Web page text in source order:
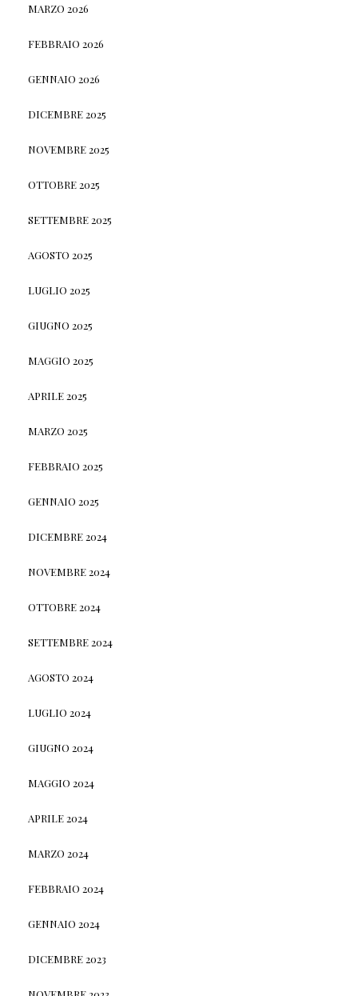
MARZO 2026
FEBBRAIO 2026
GENNAIO 2026
DICEMBRE 2025
NOVEMBRE 2025
OTTOBRE 2025
SETTEMBRE 2025
AGOSTO 2025
LUGLIO 2025
GIUGNO 2025
MAGGIO 2025
APRILE 2025
MARZO 2025
FEBBRAIO 2025
GENNAIO 2025
DICEMBRE 2024
NOVEMBRE 2024
OTTOBRE 2024
SETTEMBRE 2024
AGOSTO 2024
LUGLIO 2024
GIUGNO 2024
MAGGIO 2024
APRILE 2024
MARZO 2024
FEBBRAIO 2024
GENNAIO 2024
DICEMBRE 2023